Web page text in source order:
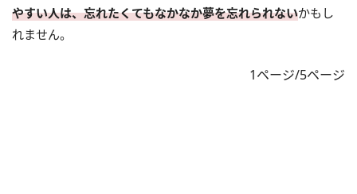
やすい人は、忘れたくてもなかなか夢を忘れられないかもし
れません。
1ページ/5ページ